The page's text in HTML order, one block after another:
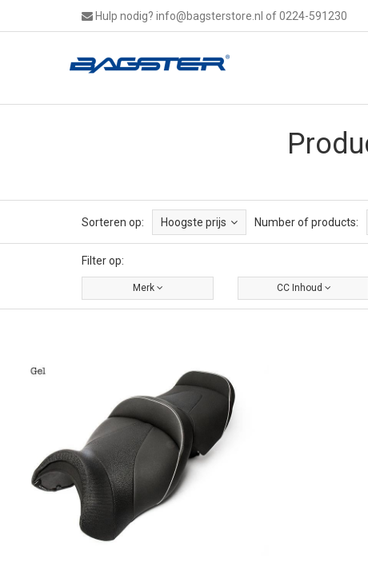
Hulp nodig? info@bagsterstore.nl of 0224-591230
Sorteren op: Hoogste prijs Number of products:
Filter op:
Merk CC Inhoud